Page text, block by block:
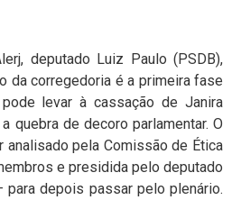
deputado Luiz Paulo (PSDB),
da corregedoria é a primeira fase
levar à cassação de Janira
quebra de decoro parlamentar. O
analisado pela Comissão de Ética
e presidida pelo deputado
depois passar pelo plenário.